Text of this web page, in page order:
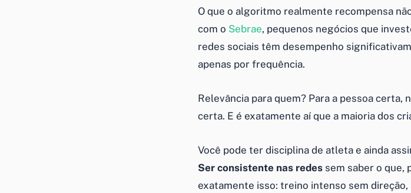
O que o algoritmo realmente recompensa
com o Sebrae, pequenos negócios que
redes sociais têm desempenho
apenas por frequência.
Relevância para quem? Para a pessoa
certa. E é exatamente aí que a maioria dos
Você pode ter disciplina de atleta e ainda
Ser consistente nas redes sem saber o que,
exatamente isso: treino intenso sem